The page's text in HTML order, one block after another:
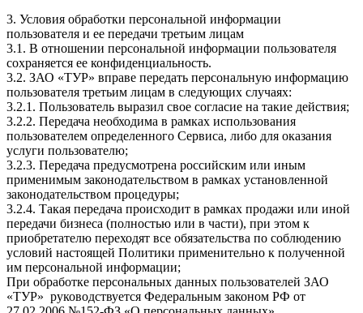
3. Условия обработки персональной информации
пользователя и ее передачи третьим лицам
3.1. В отношении персональной информации пользователя
сохраняется ее конфиденциальность.
3.2. ЗАО «ТУР» вправе передать персональную информацию
пользователя третьим лицам в следующих случаях:
3.2.1. Пользователь выразил свое согласие на такие действия;
3.2.2. Передача необходима в рамках использования
пользователем определенного Сервиса, либо для оказания
услуги пользователю;
3.2.3. Передача предусмотрена российским или иным
применимым законодательством в рамках установленной
законодательством процедуры;
3.2.4. Такая передача происходит в рамках продажи или иной
передачи бизнеса (полностью или в части), при этом к
приобретателю переходят все обязательства по соблюдению
условий настоящей Политики применительно к полученной
им персональной информации;
При обработке персональных данных пользователей ЗАО
«ТУР» руководствуется Федеральным законом РФ от